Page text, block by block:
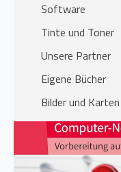
Software
Tinte und Toner
Unsere Partner
Eigene Bücher
Bilder und Karten